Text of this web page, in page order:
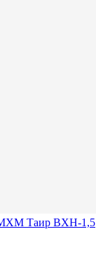
МХМ Таир ВХН-1,5